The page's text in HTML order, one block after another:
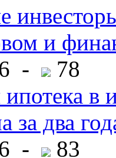
и
-
78
в
за два
-
83